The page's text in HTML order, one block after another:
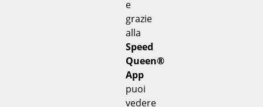
e
grazie
alla
Speed
Queen®
App
puoi
vedere